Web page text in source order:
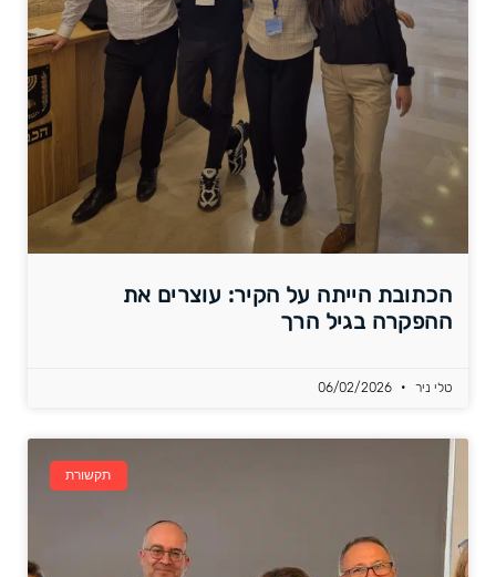
הכתובת הייתה על הקיר: עוצרים את
ההפקרה בגיל הרך
טלי ניר
תקשורת